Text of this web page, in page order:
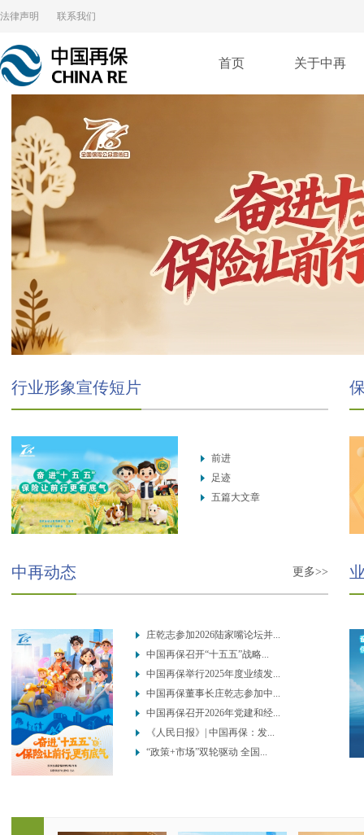
法律声明 联系我们
首页 关于中再
行业形象宣传短片
前进
足迹
五篇大文章
中再动态 更多>>
庄乾志参加2026陆家嘴论坛并...
中国再保召开“十五五”战略...
中国再保举行2025年度业绩发...
中国再保董事长庄乾志参加中...
中国再保召开2026年党建和经...
《人民日报》| 中国再保：发...
“政策+市场”双轮驱动 全国...